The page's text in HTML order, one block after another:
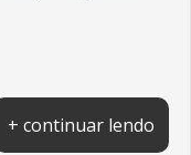
+ continuar lendo